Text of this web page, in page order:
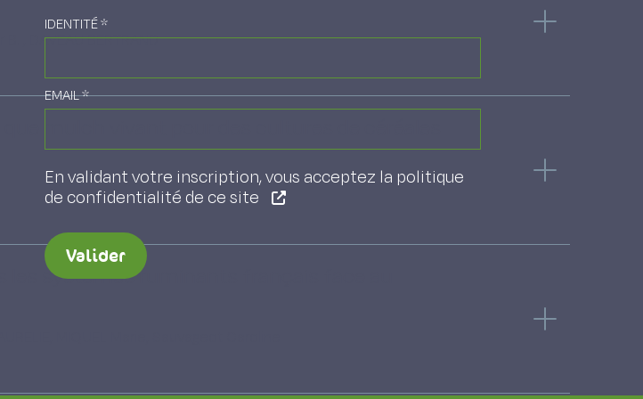
, DAVEAU BERTRAND
mulch vivant pour des cultures de céréales
les systèmes ruminants français face au
IDENTITÉ*
EMAIL*
En validant votre inscription, vous acceptez la politique
de confidentialité de ce site
Valider